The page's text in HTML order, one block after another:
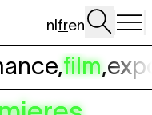
nlfren
,film,